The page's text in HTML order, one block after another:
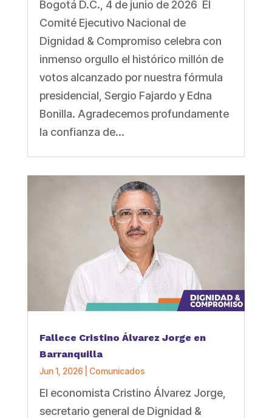
Bogotá D.C., 4 de junio de 2026 El
Comité Ejecutivo Nacional de
Dignidad & Compromiso celebra con
inmenso orgullo el histórico millón de
votos alcanzado por nuestra fórmula
presidencial, Sergio Fajardo y Edna
Bonilla. Agradecemos profundamente
la confianza de...
Fallece Cristino Álvarez Jorge en
Barranquilla
Jun 1, 2026 Comunicados
El economista Cristino Álvarez Jorge,
secretario general de Dignidad &